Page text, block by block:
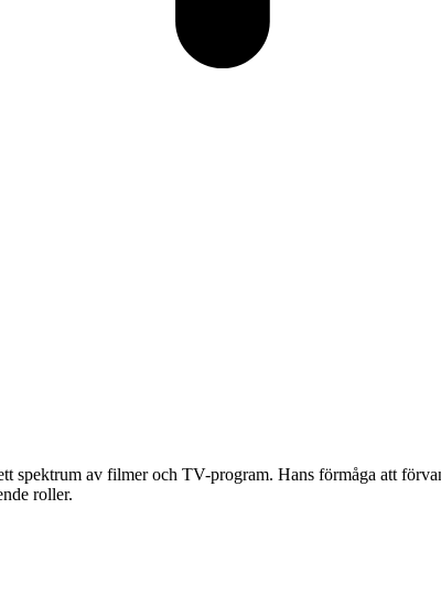
spektrum av filmer och TV-program. Hans förmåga att
roller.